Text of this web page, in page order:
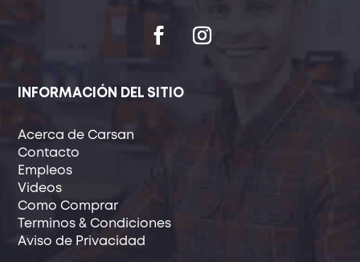
INFORMACIÓN DEL SITIO
Acerca de Carsan
Contacto
Empleos
Videos
Como Comprar
Terminos & Condiciones
Aviso de Privacidad